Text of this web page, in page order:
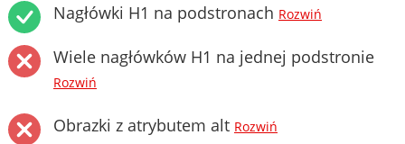
Nagłówki H1 na podstronach Rozwiń
Wiele nagłówków H1 na jednej podstronie
Rozwiń
Obrazki z atrybutem alt Rozwiń